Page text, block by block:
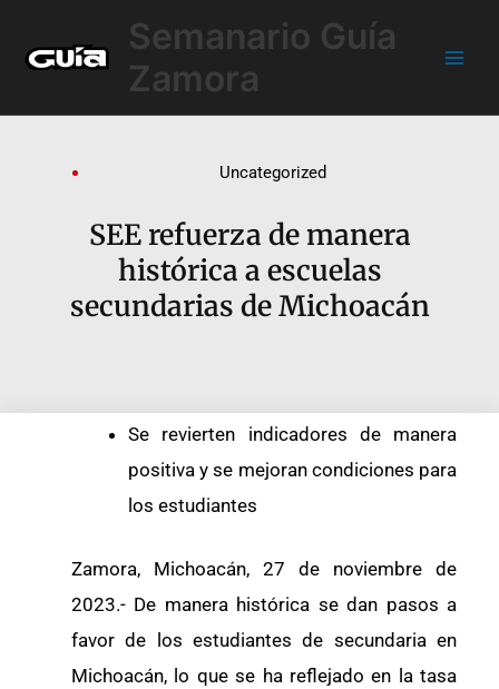
contenido
Semanario Guía
Zamora
Uncategorized
SEE refuerza de manera
histórica a escuelas
secundarias de Michoacán
Se revierten indicadores de manera
positiva y se mejoran condiciones para
los estudiantes
Zamora, Michoacán, 27 de noviembre de
2023.- De manera histórica se dan pasos a
favor de los estudiantes de secundaria en
Michoacán, lo que se ha reflejado en la tasa